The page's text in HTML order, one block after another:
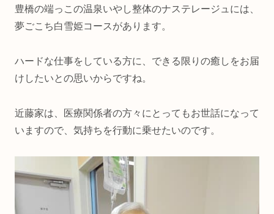
豊橋の端っこの温泉いやし整体のナステレージュには、
夢ごこち白雪姫コースがあります。
ハードな仕事をしている方に、できる限りの癒しをお届
けしたいとの思いからですね。
近藤家は、医療関係者の方々にとってもお世話になって
いますので、気持ちを行動に乗せたいのです。